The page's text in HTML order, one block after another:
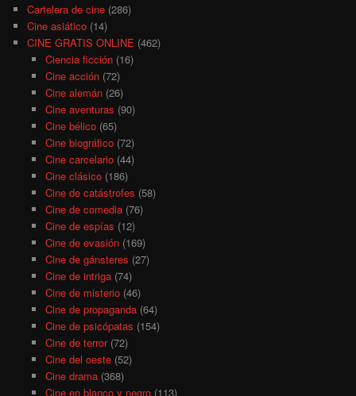
Cartelera de cine (286)
Cine asiático (14)
CINE GRATIS ONLINE (462)
Ciencia ficción(16)
Cine acción(72)
Cine alemán(26)
Cine aventuras (90)
Cine bélico(65)
Cine biográfico(72)
Cine carcelario(44)
Cine clásico(186)
Cine de catástrofes (58)
Cine de comedia(76)
Cine de espías (12)
Cine de evasión(169)
Cine de gánsteres (27)
Cine de intriga(74)
Cine de misterio(46)
Cine de propaganda(64)
Cine de psicópatas (154)
Cine de terror(72)
Cine del oeste(52)
Cine drama(368)
Cine en blanco y negro(113)